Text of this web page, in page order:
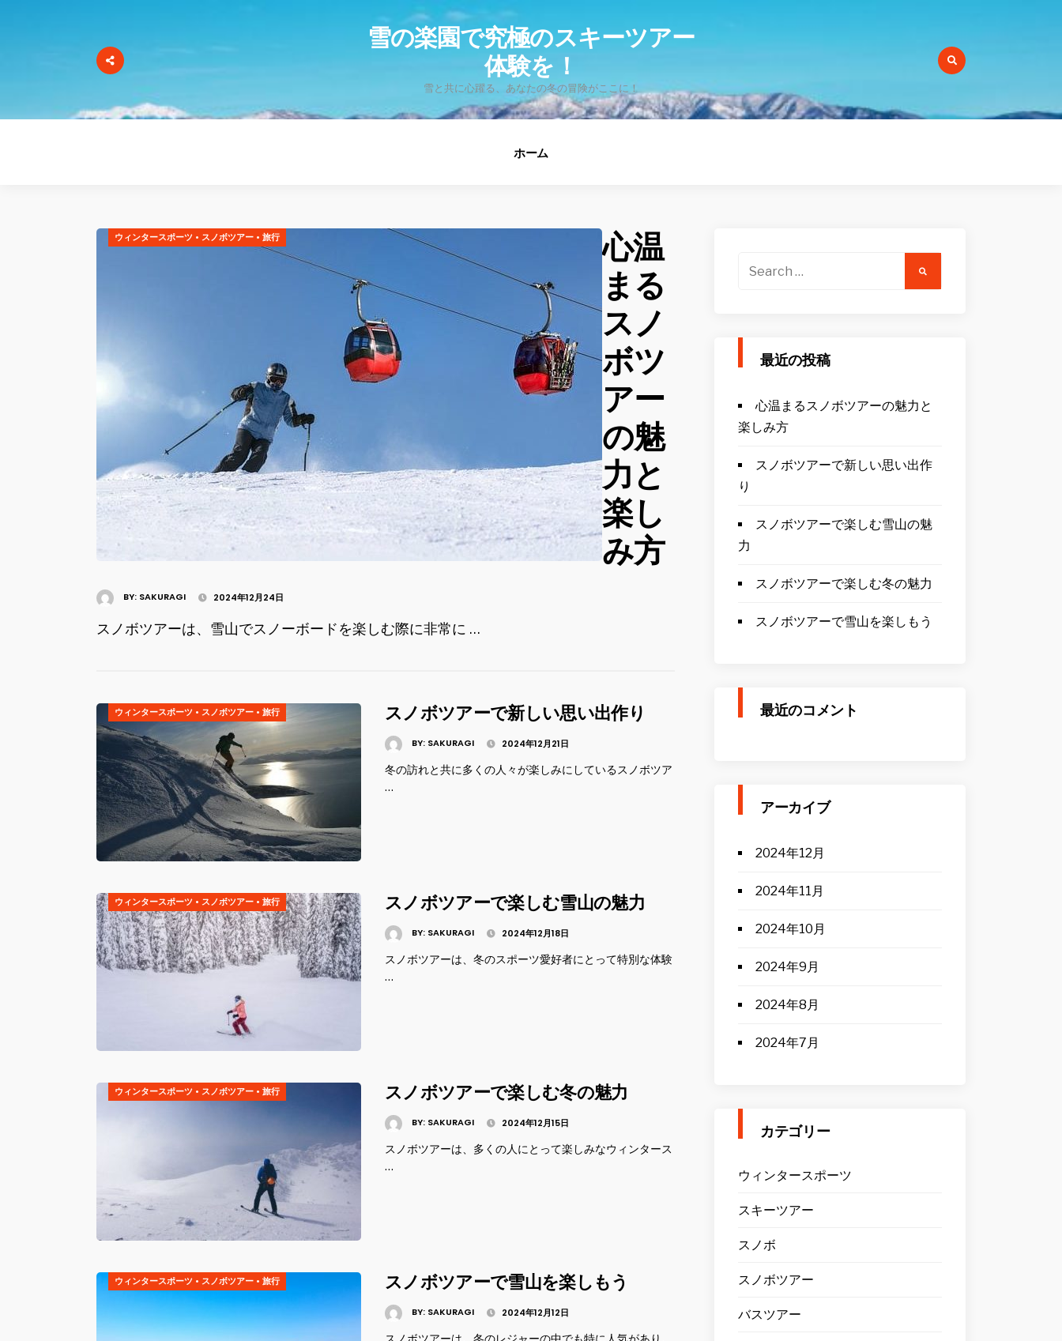
雪の楽園で究極のスキーツアー
体験を！
雪と共に心躍る、あなたの冬の冒険がここに！
ホーム
ウィンタースポーツ • スノボツアー • 旅行
心温
まる
スノ
ボツ
アー
の魅
力と
楽し
み方
BY: SAKURAGI 2024年12月24日
スノボツアーは、雪山でスノーボードを楽しむ際に非常に …
ウィンタースポーツ • スノボツアー • 旅行 スノボツアーで新しい思い出作り
BY: SAKURAGI 2024年12月21日
冬の訪れと共に多くの人々が楽しみにしているスノボツア
…
ウィンタースポーツ • スノボツアー • 旅行 スノボツアーで楽しむ雪山の魅力
BY: SAKURAGI 2024年12月18日
スノボツアーは、冬のスポーツ愛好者にとって特別な体験
…
ウィンタースポーツ • スノボツアー • 旅行 スノボツアーで楽しむ冬の魅力
BY: SAKURAGI 2024年12月15日
スノボツアーは、多くの人にとって楽しみなウィンタース
…
ウィンタースポーツ • スノボツアー • 旅行 スノボツアーで雪山を楽しもう
BY: SAKURAGI 2024年12月12日
スノボツアーは、冬のレジャーの中でも特に人気があり、
Search
最近の投稿
心温まるスノボツアーの魅力と
楽しみ方
スノボツアーで新しい思い出作
り
スノボツアーで楽しむ雪山の魅
力
スノボツアーで楽しむ冬の魅力
スノボツアーで雪山を楽しもう
最近のコメント
アーカイブ
2024年12月
2024年11月
2024年10月
2024年9月
2024年8月
2024年7月
カテゴリー
ウィンタースポーツ
スキーツアー
スノボ
スノボツアー
バスツアー